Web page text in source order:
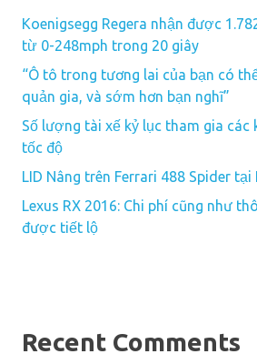
Koenigsegg Regera nhận được
từ 0-248mph trong 20 giây
“Ô tô trong tương lai của bạn có
quản gia, và sớm hơn bạn nghĩ”
Số lượng tài xế kỷ lục tham gia các
tốc độ
LID Nâng trên Ferrari 488 Spider
Lexus RX 2016: Chi phí cũng như
được tiết lộ
Recent Comments